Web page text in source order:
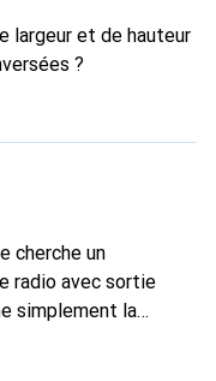
largeur et de hauteur
?
cherche un
radio avec sortie
simplement la
en train de